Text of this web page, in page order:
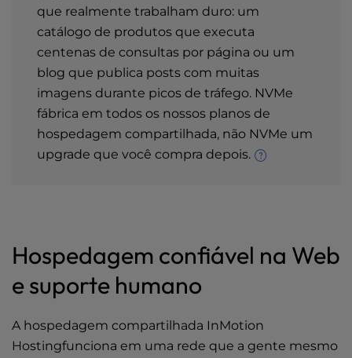
que realmente trabalham duro: um
catálogo de produtos que executa
centenas de consultas por página ou um
blog que publica posts com muitas
imagens durante picos de tráfego. NVMe
fábrica em todos os nossos planos de
hospedagem compartilhada, não NVMe um
upgrade que você compra depois.
Hospedagem confiável na Web
e suporte humano
A hospedagem compartilhada InMotion
Hostingfunciona em uma rede que a gente mesmo